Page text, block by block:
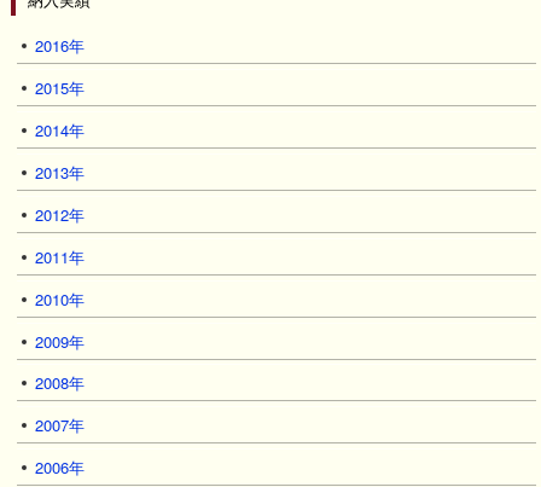
2016年
2015年
2014年
2013年
2012年
2011年
2010年
2009年
2008年
2007年
2006年